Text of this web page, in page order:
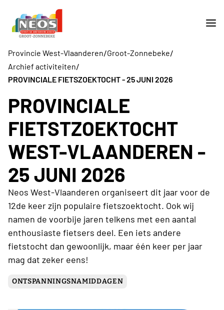
Provincie West-Vlaanderen/Groot-Zonnebeke/
Archief activiteiten/
PROVINCIALE FIETSZOEKTOCHT - 25 JUNI 2026
PROVINCIALE
FIETSTZOEKTOCHT
WEST-VLAANDEREN -
25 JUNI 2026
Neos West-Vlaanderen organiseert dit jaar voor de
12de keer zijn populaire fietszoektocht. Ook wij
namen de voorbije jaren telkens met een aantal
enthousiaste fietsers deel. Een iets andere
fietstocht dan gewoonlijk, maar één keer per jaar
mag dat zeker eens!
ONTSPANNINGSNAMIDDAGEN